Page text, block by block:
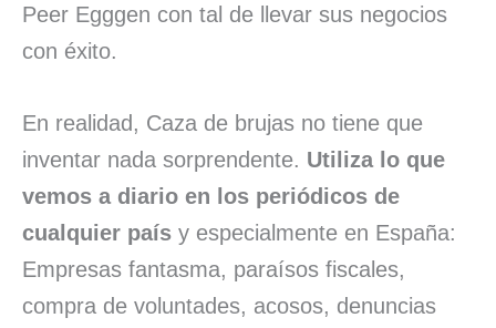
Peer Egggen con tal de llevar sus negocios
con éxito.
En realidad, Caza de brujas no tiene que
inventar nada sorprendente. Utiliza lo que
vemos a diario en los periódicos de
cualquier país y especialmente en España:
Empresas fantasma, paraísos fiscales,
compra de voluntades, acosos, denuncias